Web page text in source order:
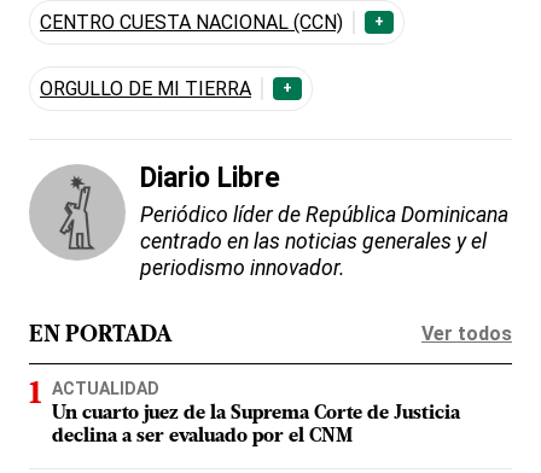
CENTRO CUESTA NACIONAL (CCN) +
ORGULLO DE MI TIERRA +
Diario Libre
Periódico líder de República Dominicana
centrado en las noticias generales y el
periodismo innovador.
EN PORTADA Ver todos
ACTUALIDAD
Un cuarto juez de la Suprema Corte de Justicia
declina a ser evaluado por el CNM